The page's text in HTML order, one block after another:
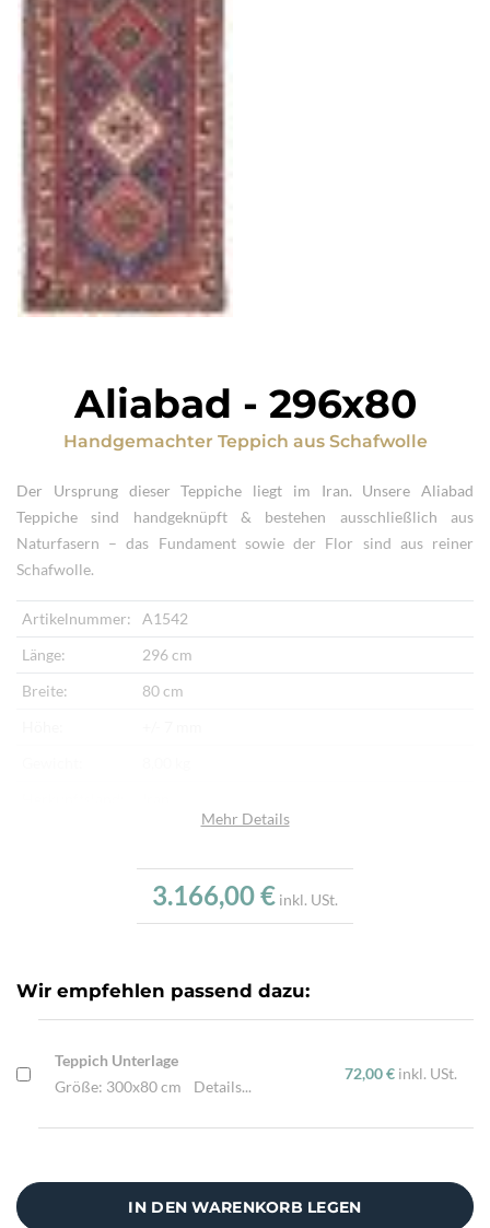
Aliabad - 296x80
Handgemachter Teppich aus Schafwolle
Der Ursprung dieser Teppiche liegt im Iran. Unsere Aliabad
Teppiche sind handgeknüpft & bestehen ausschließlich aus
Naturfasern – das Fundament sowie der Flor sind aus reiner
Schafwolle.
Artikelnummer:
A1542
Länge:
296 cm
Breite:
80 cm
Schafwolle
Neu
Verarbeitung:
Sehr fein per Hand geknüpft
Highlights:
Natürliche Schafwolle, Von Hand geknüpft,
Mehr Details
3.166,00 € inkl. USt.
Wir empfehlen passend dazu:
Teppich Unterlage
Größe: 300x80 cm
Details...
72,00 € inkl. USt.
IN DEN WARENKORB LEGEN